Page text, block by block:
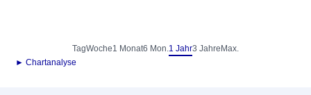
TagWoche1 Monat6 Mon.1 Jahr3 Jahre Max.
► Chartanalyse